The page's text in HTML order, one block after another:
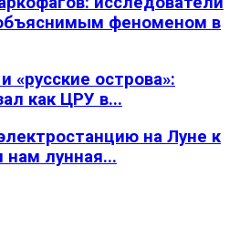
феноменом в
«русские острова»:
как ЦРУ в...
на Луне к
нам лунная...